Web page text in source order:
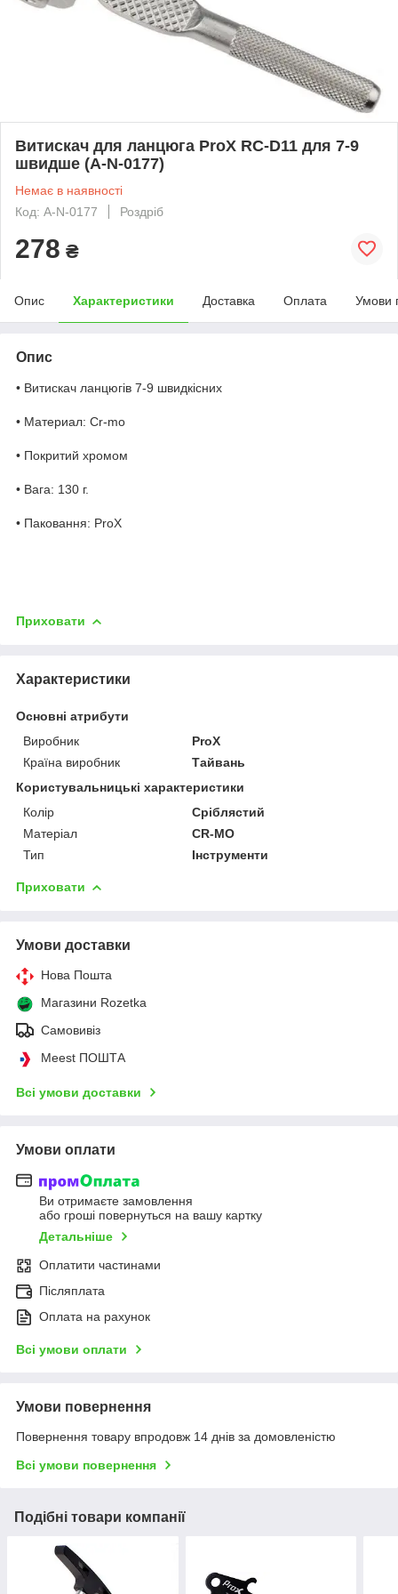
Витискач для ланцюга ProX RC-D11 для 7-9
швидше (A-N-0177)
Немає в наявності
Код: A-N-0177
Роздріб
278 ₴
Опис Характеристики Доставка Оплата Умови
Опис
• Витискач ланцюгів 7-9 швидкісних
• Материал: Cr-mo
• Покритий хромом
• Вага: 130 г.
• Паковання: ProX
Приховати
Характеристики
Основні атрибути
Виробник
ProX
Країна виробник
Тайвань
Користувальницькі характеристики
Колір
Сріблястий
Матеріал
CR-MO
Тип
Інструменти
Приховати
Умови доставки
Нова Пошта
Магазини Rozetka
Самовивіз
Meest ПОШТА
Всі умови доставки
Умови оплати
Ви отримаєте замовлення
або гроші повернуться на вашу картку
Детальніше
Оплатити частинами
Післяплата
Оплата на рахунок
Всі умови оплати
Умови повернення
Повернення товару впродовж 14 днів за домовленістю
Всі умови повернення
Подібні товари компанії